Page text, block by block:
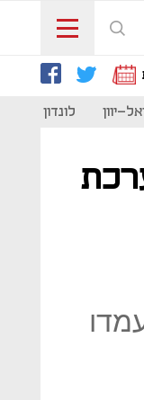
יוון לונדון 2023